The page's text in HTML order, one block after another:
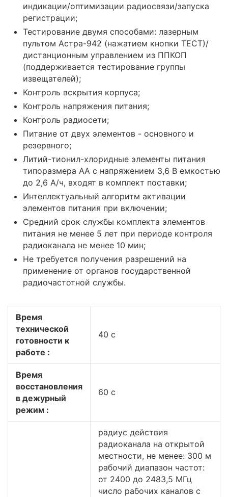
индикации/оптимизации радиосвязи/запуска
регистрации;
Тестирование двумя способами: лазерным
пультом Астра-942 (нажатием кнопки ТЕСТ)/
дистанционным управлением из ППКОП
(поддерживается тестирование группы
извещателей);
Контроль вскрытия корпуса;
Контроль напряжения питания;
Контроль радиосети;
Питание от двух элементов - основного и
резервного;
Литий-тионил-хлоридные элементы питания
типоразмера АА с напряжением 3,6 В емкостью
до 2,6 А/ч, входят в комплект поставки;
Интеллектуальный алгоритм активации
элементов питания при включении;
Средний срок службы комплекта элементов
питания не менее 5 лет при периоде контроля
радиоканала не менее 10 мин;
Не требуется получения разрешений на
применение от органов государственной
радиочастотной службы.
Время
технической
готовности к
работе :
40 с
Время
восстановления
в дежурный
режим :
60 с
радиус действия
радиоканала на открытой
местности, не менее: 300 м
рабочий диапазон частот:
от 2400 до 2483,5 МГц
число рабочих каналов с